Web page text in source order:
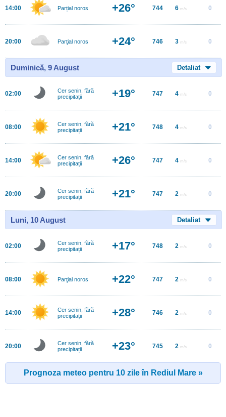
14:00 Parțial noros +26° 744 6 m/s 0
20:00 Parţial noros +24° 746 3 m/s 0
Duminică, 9 August Detaliat
02:00
Cer senin, fără
precipitații
+19° 747 4 m/s 0
08:00
Cer senin, fără
precipitații
+21° 748 4 m/s 0
14:00
Cer senin, fără
precipitații
+26° 747 4 m/s 0
20:00
Cer senin, fără
precipitații
+21° 747 2 m/s 0
Luni, 10 August Detaliat
02:00
Cer senin, fără
precipitații
+17° 748 2 m/s 0
08:00 Parţial noros +22° 747 2 m/s 0
14:00
Cer senin, fără
precipitații
+28° 746 2 m/s 0
20:00
Cer senin, fără
precipitații
+23° 745 2 m/s 0
Prognoza meteo pentru 10 zile în Rediul Mare »